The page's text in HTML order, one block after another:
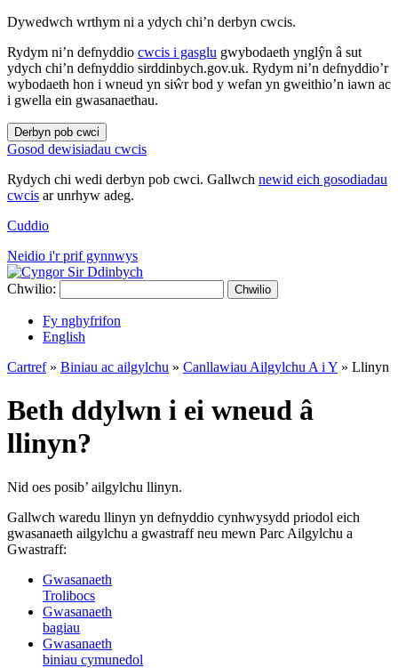
Dywedwch wrthym ni a ydych chi’n derbyn cwcis.
Rydym ni’n defnyddio cwcis i gasglu gwybodaeth ynglŷn â sut
ydych chi’n defnyddio sirddinbych.gov.uk. Rydym ni’n defnyddio’r
wybodaeth hon i wneud yn siŵr bod y wefan yn gweithio’n iawn ac
i gwella ein gwasanaethau.
Derbyn pob cwci
Gosod dewisiadau cwcis
Rydych chi wedi derbyn pob cwci. Gallwch newid eich gosodiadau
cwcis ar unrhyw adeg.
Cuddio
Neidio i'r prif gynnwys
Chwilio: Chwilio
Fy nghyfrifon
English
Cartref» Biniau ac ailgylchu » Canllawiau Ailgylchu A i Y » Llinyn
Beth ddylwn i ei wneud â
llinyn?
Nid oes posib’ ailgylchu llinyn.
Gallwch waredu llinyn yn defnyddio cynhwysydd priodol eich
gwasanaeth ailgylchu a gwastraff neu mewn Parc Ailgylchu a
Gwastraff:
Gwasanaeth
Trolibocs
Gwasanaeth
bagiau
Gwasanaeth
biniau cymunedol